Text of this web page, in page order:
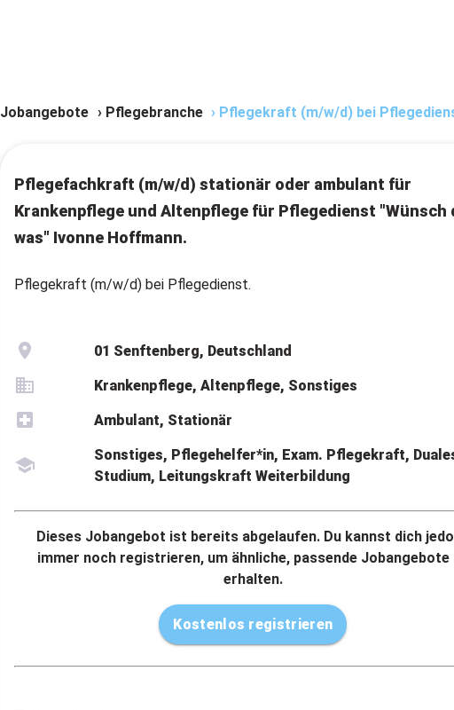
Jobangebote › Pflegebranche › Pflegekraft (m/w/d) bei
Pflegefachkraft (m/w/d) stationär oder ambulant für
Krankenpflege und Altenpflege für Pflegedienst "Wünsch
was" Ivonne Hoffmann.
Pflegekraft (m/w/d) bei Pflegedienst.
01 Senftenberg, Deutschland
Krankenpflege, Altenpflege, Sonstiges
Ambulant, Stationär
Sonstiges, Pflegehelfer*in, Exam. Pflegekraft,
Studium, Leitungskraft Weiterbildung
Dieses Jobangebot ist bereits abgelaufen. Du kannst dich
immer noch registrieren, um ähnliche, passende Jobangebote
erhalten.
Kostenlos registrieren